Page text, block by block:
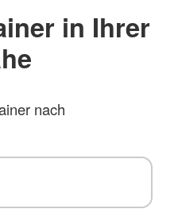
in Ihrer
nach